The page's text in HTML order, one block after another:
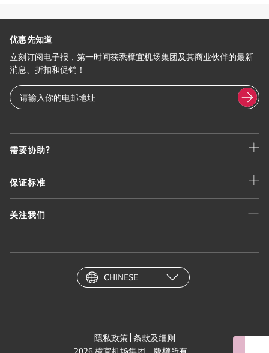
需要协助?
保证标准
关注我们
优惠先知道
立刻订阅电子报，第一时间获悉樟宜机场集团及其商业伙伴的最新
消息、折扣和促销！
CHINESE
隱私政策 条款及细则
2026 樟宜机场集团。版權所有。